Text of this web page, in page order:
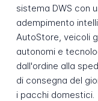
sistema DWS con
adempimento
AutoStore, veicoli
autonomi e
dall'ordine alla
di consegna del
i pacchi domestici.